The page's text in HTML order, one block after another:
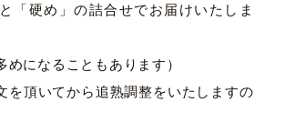
「硬め」の詰合せでお届けいたしま
めになることもあります）
を頂いてから追熟調整をいたしますの